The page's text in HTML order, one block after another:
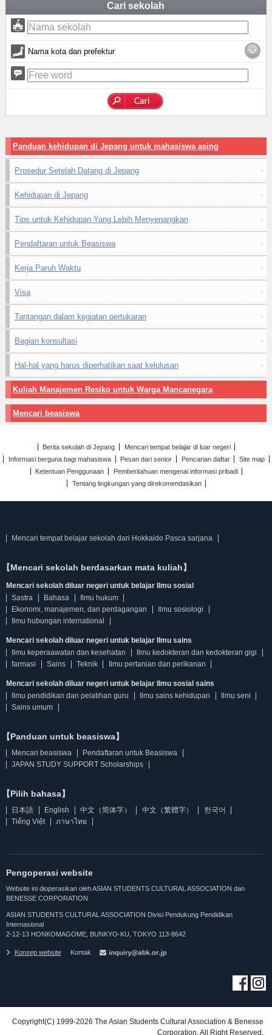
Cari sekolah
Nama kota dan prefektur
Panduan kehidupan di Jepang untuk mahasiswa asing
Prosedur Setelah Datang di Jepang
Kehidupan di Jepang
Tips untuk Kehidupan Yang Lebih Menyenangkan
Pendaftaran untuk Beasiswa
Kerja Paruh Waktu
Visa
Tantangan dalam kegiatan pertukaran
Bagian konsultasi
Hal-hal yang harus diperhatikan saat kelulusan
Kuliah Manajemen Resiko untuk Warga Mancanegara
Mencari beasiswa
Berita sekolah di Jepang
Mencari tempat belajar di luar negeri
Informasi berguna bagi mahasiswa
Pesan dari senior Pencarian daftar
Site map
Ketentuan Penggunaan
Pemberitahuan mengenai informasi pribadi
Tentang lingkungan yang direkomendasikan
Mencari tempat belajar sekolah dari Hokkaido Pasca sarjana
【Mencari sekolah berdasarkan mata kuliah】
Mencari sekolah diluar negeri untuk belajar Ilmu sosial
Sastra
Bahasa
Ilmu hukum
Ekonomi, manajemen, dan perdagangan
Ilmu sosiologi
Ilmu hubungan international
Mencari sekolah diluar negeri untuk belajar Ilmu sains
Ilmu keperaawatan dan kesehatan
Ilmu kedokteran dan kedokteran gigi
farmasi
Sains Teknik Ilmu pertanian dan perikanan
Mencari sekolah diluar negeri untuk belajar Ilmu sosial sains
Ilmu pendidikan dan pelatihan guru
Ilmu sains kehidupan
Ilmu seni
Sains umum
【Panduan untuk beasiswa】
Mencari beasiswa
Pendaftaran untuk Beasiswa
JAPAN STUDY SUPPORT Scholarships
【Pilih bahasa】
日本語 English 中文（简体字） 中文（繁體字）
한국어
Tiếng Việt
ภาษาไทย
Pengoperasi website
Website ini dioperasikan oleh ASIAN STUDENTS CULTURAL ASSOCIATION dan
BENESSE CORPORATION
ASIAN STUDENTS CULTURAL ASSOCIATION Divisi Pendukung Pendidikan
Internasional
2-12-13 HONKOMAGOME, BUNKYO-KU, TOKYO 113-8642
Konsep website Kontak
Copyright(C) 1999-2026 The Asian Students Cultural Association & Benesse
Corporation. All Right Reserved.